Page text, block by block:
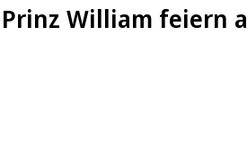
William feiern